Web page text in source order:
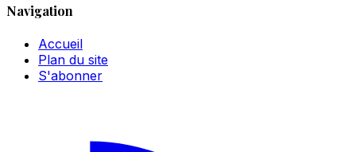
Navigation
Accueil
Plan du site
S'abonner